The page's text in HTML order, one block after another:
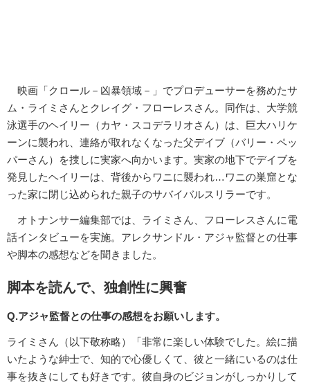
映画「クロール－凶暴領域－」でプロデューサーを務めたサ
ム・ライミさんとクレイグ・フローレスさん。同作は、大学競
泳選手のヘイリー（カヤ・スコデラリオさん）は、巨大ハリケ
ーンに襲われ、連絡が取れなくなった父デイブ（バリー・ペッ
パーさん）を捜しに実家へ向かいます。実家の地下でデイブを
発見したヘイリーは、背後からワニに襲われ…ワニの巣窟とな
った家に閉じ込められた親子のサバイバルスリラーです。
オトナンサー編集部では、ライミさん、フローレスさんに電
話インタビューを実施。アレクサンドル・アジャ監督との仕事
や脚本の感想などを聞きました。
脚本を読んで、独創性に興奮
Q.アジャ監督との仕事の感想をお願いします。
ライミさん（以下敬称略）「非常に楽しい体験でした。絵に描
いたような紳士で、知的で心優しくて、彼と一緒にいるのは仕
事を抜きにしても好きです。彼自身のビジョンがしっかりして